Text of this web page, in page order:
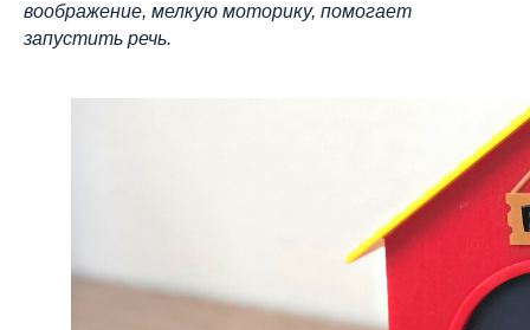
воображение, мелкую моторику, помогает
запустить речь.